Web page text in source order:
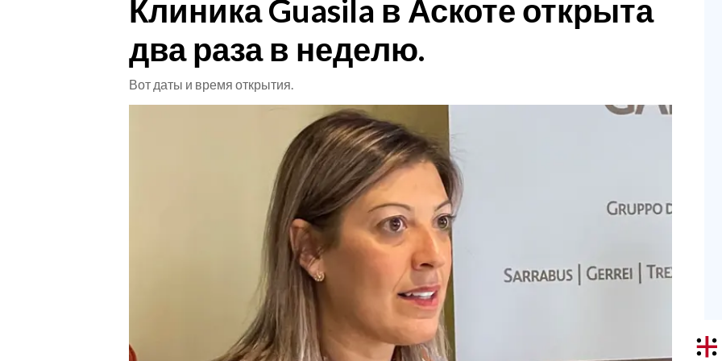
RISULTATI E CLASSIFICHE
Клиника Guasila в Аскоте открыта
два раза в неделю.
Вот даты и время открытия.